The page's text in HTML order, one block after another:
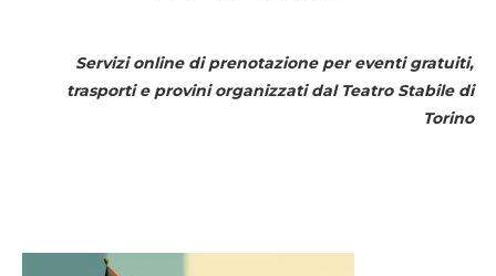
Servizi online di prenotazione per eventi gratuiti,
trasporti e provini organizzati dal Teatro Stabile di
Torino